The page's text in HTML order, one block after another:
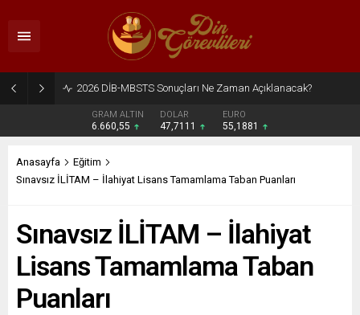
2026 DİB-MBSTS Ne Zaman?
GRAM ALTIN
6.660,55
DOLAR
47,7111
EURO
55,1881
Anasayfa
Eğitim
Sınavsız İLİTAM – İlahiyat Lisans Tamamlama Taban Puanları
Sınavsız İLİTAM – İlahiyat
Lisans Tamamlama Taban
Puanları